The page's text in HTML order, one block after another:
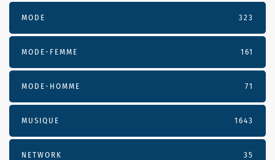
MODE 323
MODE-FEMME 161
MODE-HOMME 71
MUSIQUE 1643
NETWORK 35